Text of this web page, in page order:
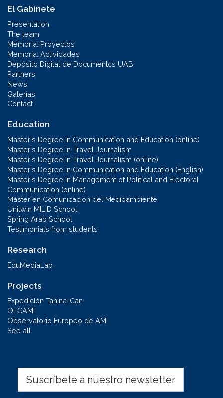
El Gabinete
Presentation
The team
Memoria: Proyectos
Memoria: Actividades
Depósito Digital de Documentos UAB
Partners
News
Galerías
Contact
Education
Master's Degree in Communication and Education (online)
Master's Degree in Travel Journalism
Master's Degree in Travel Journalism (online)
Master's Degree in Communication and Education (English)
Master's Degree in Management of Political and Electoral
Communication (online)
Máster en Comunicación del Medioambiente
Unitwin MILID School
Spring Arab School
Testimonials from students
Research
EduMediaLab
Projects
Expedición Tahina-Can
OLCAMI
Observatorio Europeo de AMI
See all
Suscríbete a nuestro newsletter